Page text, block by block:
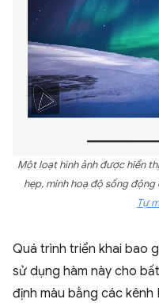
Một loạt hình ảnh được hiển
hẹp, minh hoạ độ sống động
Tự
Quá trình triển khai bao
sử dụng hàm này cho
định màu bằng các kênh